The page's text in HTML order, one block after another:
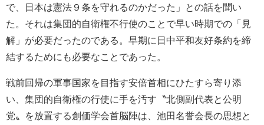
で、日本は憲法９条を守れるのかだった」との話を聞い
た。それは集団的自衛権不行使のことで早い時期での「見
解」が必要だったのである。早期に日中平和友好条約を締
結するためにも必要なことであった。
戦前回帰の軍事国家を目指す安倍首相にひたすら寄り添
い、集団的自衛権の行使に手を汚す〝北側副代表と公明
党〟を放置する創価学会首脳陣は、池田名誉会長の思想と